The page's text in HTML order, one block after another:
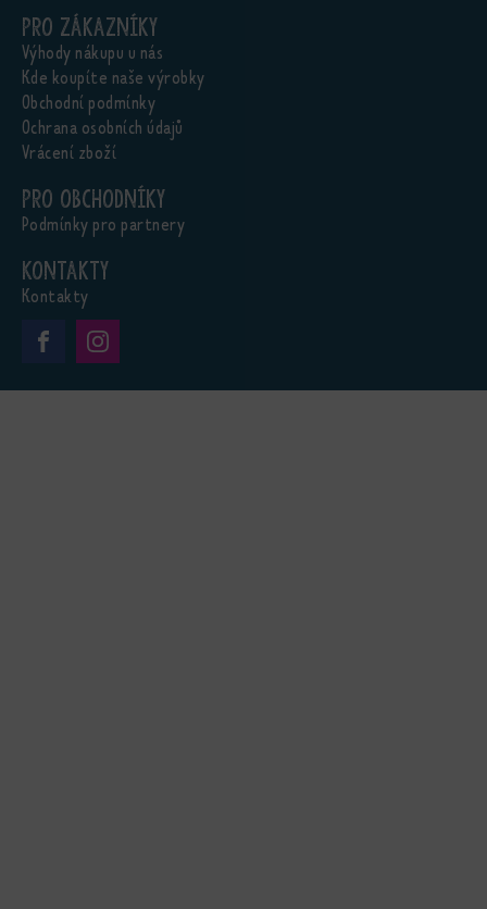
Pro zákazníky
Výhody nákupu u nás
Kde koupíte naše výrobky
Obchodní podmínky
Ochrana osobních údajů
Vrácení zboží
Pro obchodníky
Podmínky pro partnery
Kontakty
Kontakty